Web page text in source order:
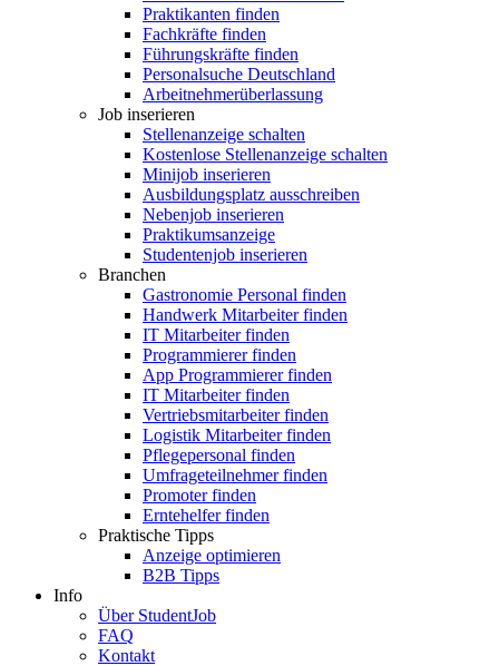
Praktikanten finden
Fachkräfte finden
Führungskräfte finden
Personalsuche Deutschland
Arbeitnehmerüberlassung
Job inserieren
Stellenanzeige schalten
Kostenlose Stellenanzeige schalten
Minijob inserieren
Ausbildungsplatz ausschreiben
Nebenjob inserieren
Praktikumsanzeige
Studentenjob inserieren
Branchen
Gastronomie Personal finden
Handwerk Mitarbeiter finden
IT Mitarbeiter finden
Programmierer finden
App Programmierer finden
IT Mitarbeiter finden
Vertriebsmitarbeiter finden
Logistik Mitarbeiter finden
Pflegepersonal finden
Umfrageteilnehmer finden
Promoter finden
Erntehelfer finden
Praktische Tipps
Anzeige optimieren
B2B Tipps
Info
Über StudentJob
FAQ
Kontakt